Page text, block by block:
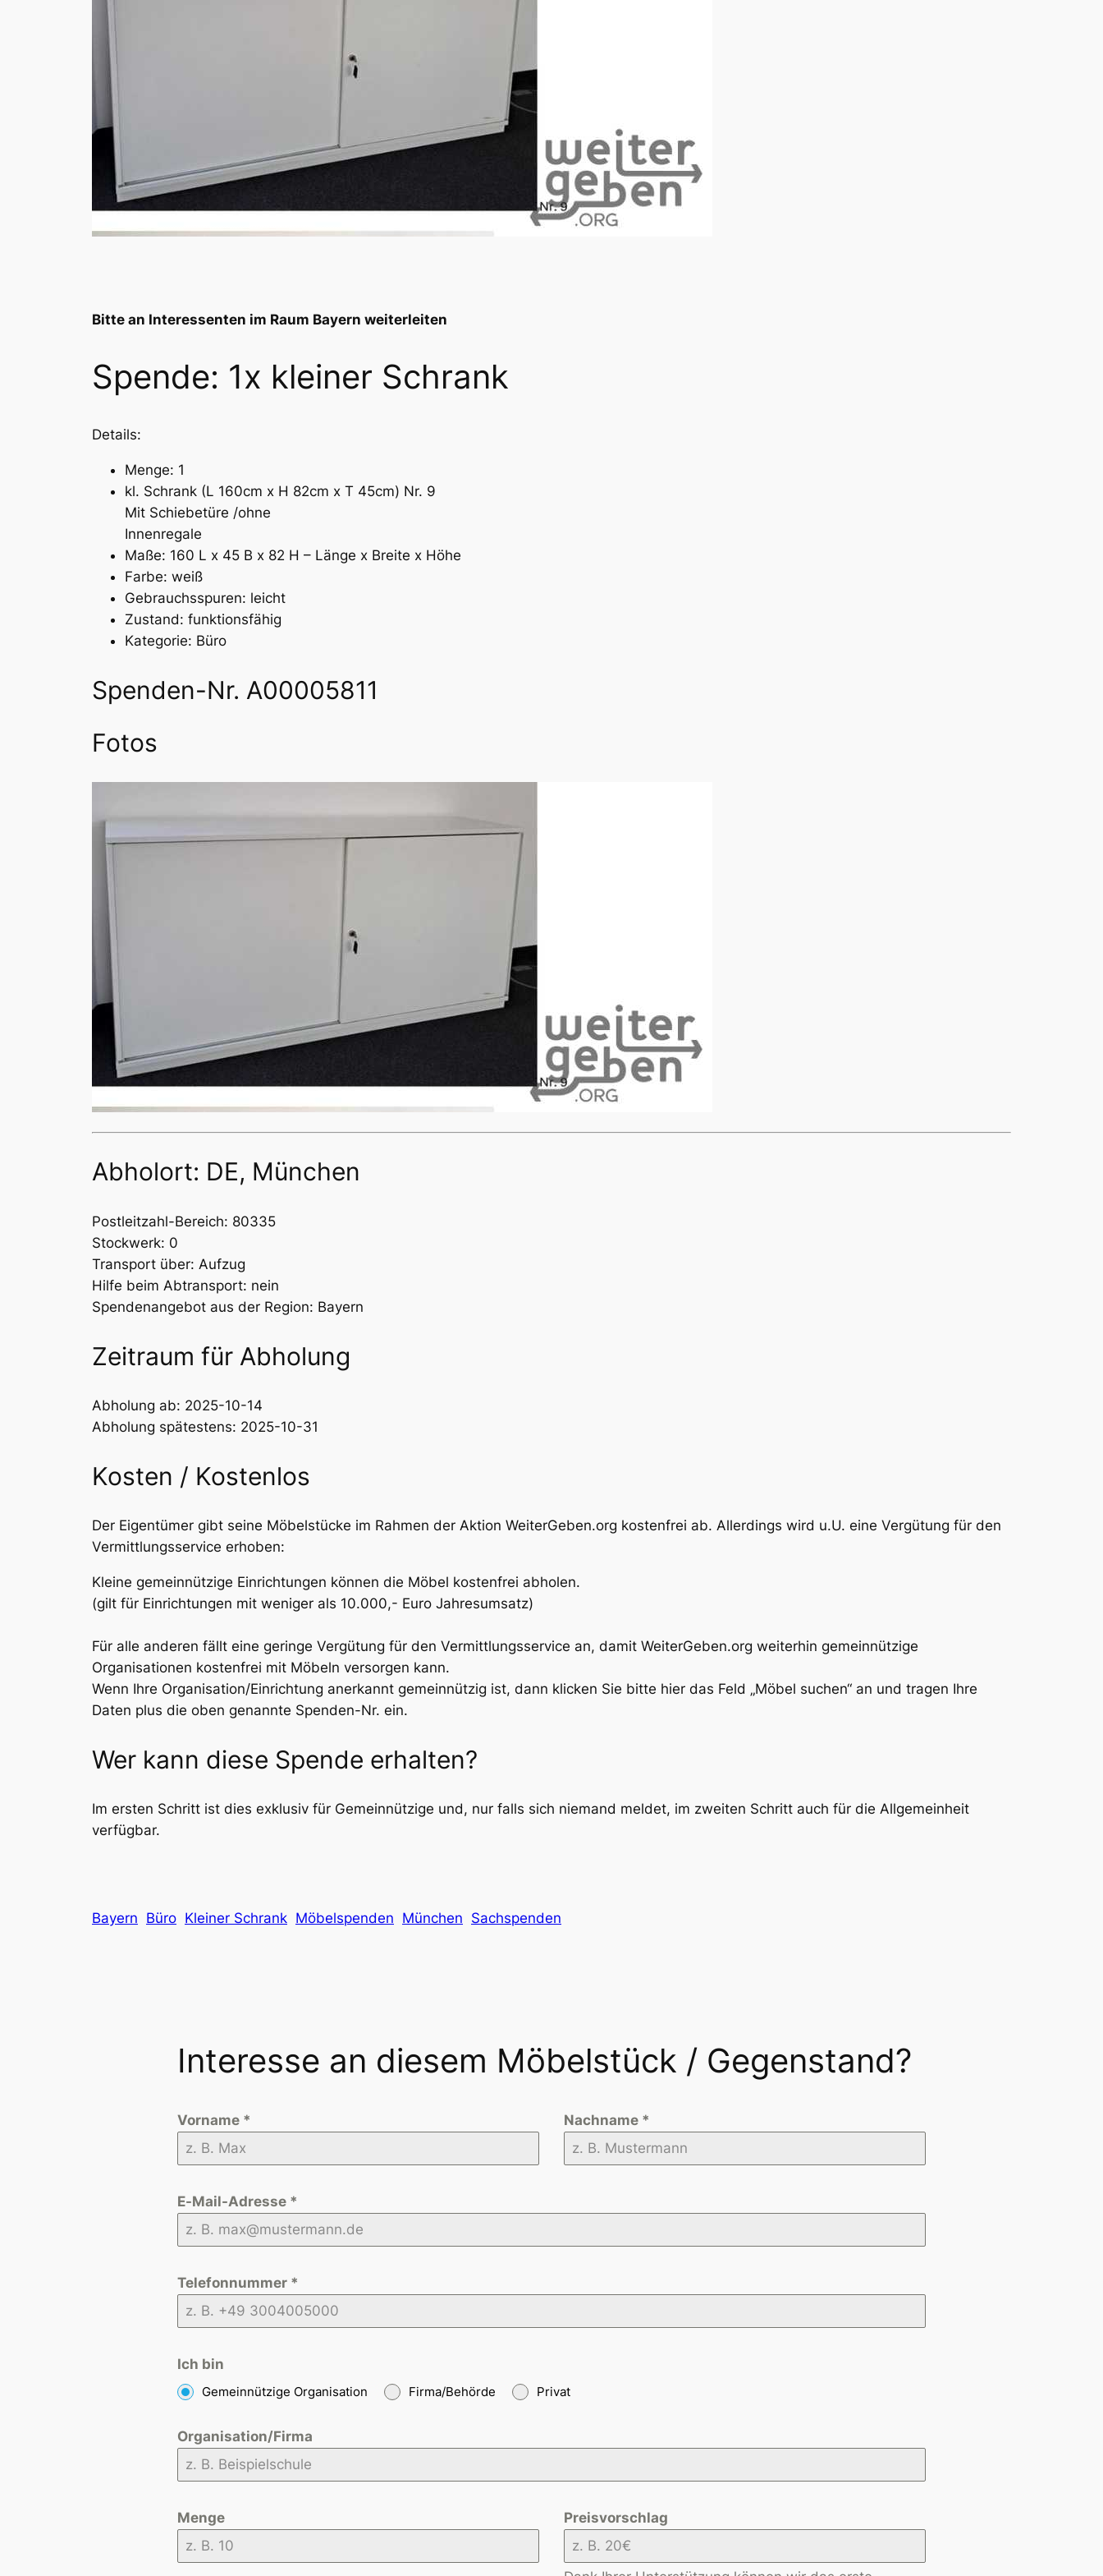
Bitte an Interessenten im Raum Bayern weiterleiten
Spende: 1x kleiner Schrank
Details:
Menge: 1
kl. Schrank (L 160cm x H 82cm x T 45cm) Nr. 9
Mit Schiebetüre /ohne
Innenregale
Maße: 160 L x 45 B x 82 H – Länge x Breite x Höhe
Farbe: weiß
Gebrauchsspuren: leicht
Zustand: funktionsfähig
Kategorie: Büro
Spenden-Nr. A00005811
Fotos
Abholort: DE, München
Postleitzahl-Bereich: 80335
Stockwerk: 0
Transport über: Aufzug
Hilfe beim Abtransport: nein
Spendenangebot aus der Region: Bayern
Zeitraum für Abholung
Abholung ab: 2025-10-14
Abholung spätestens: 2025-10-31
Kosten / Kostenlos
Der Eigentümer gibt seine Möbelstücke im Rahmen der Aktion WeiterGeben.org kostenfrei ab. Allerdings wird u.U. eine Vergütung für den
Vermittlungsservice erhoben:
Kleine gemeinnützige Einrichtungen können die Möbel kostenfrei abholen.
(gilt für Einrichtungen mit weniger als 10.000,- Euro Jahresumsatz)
Für alle anderen fällt eine geringe Vergütung für den Vermittlungsservice an, damit WeiterGeben.org weiterhin gemeinnützige
Organisationen kostenfrei mit Möbeln versorgen kann.
Wenn Ihre Organisation/Einrichtung anerkannt gemeinnützig ist, dann klicken Sie bitte hier das Feld „Möbel suchen“ an und tragen Ihre
Daten plus die oben genannte Spenden-Nr. ein.
Wer kann diese Spende erhalten?
Im ersten Schritt ist dies exklusiv für Gemeinnützige und, nur falls sich niemand meldet, im zweiten Schritt auch für die Allgemeinheit
verfügbar.
Bayern Büro Kleiner Schrank Möbelspenden München Sachspenden
Interesse an diesem Möbelstück / Gegenstand?
Vorname * Nachname *
E-Mail-Adresse *
Telefonnummer *
Ich bin
Gemeinnützige Organisation Firma/Behörde Privat
Organisation/Firma
Menge Preisvorschlag